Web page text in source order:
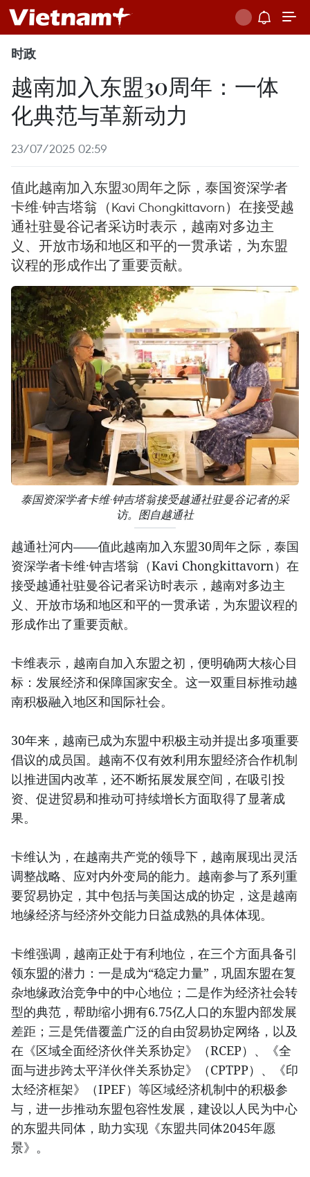
时政
越南加入东盟30周年：一体
化典范与革新动力
23/07/2025 02:59
值此越南加入东盟30周年之际，泰国资深学者
卡维·钟吉塔翁（Kavi Chongkittavorn）在接受越
通社驻曼谷记者采访时表示，越南对多边主
义、开放市场和地区和平的一贯承诺，为东盟
议程的形成作出了重要贡献。
泰国资深学者卡维·钟吉塔翁接受越通社驻曼谷记者的采
访。图自越通社
越通社河内——值此越南加入东盟30周年之际，泰国
资深学者卡维·钟吉塔翁（Kavi Chongkittavorn）在
接受越通社驻曼谷记者采访时表示，越南对多边主
义、开放市场和地区和平的一贯承诺，为东盟议程的
形成作出了重要贡献。
卡维表示，越南自加入东盟之初，便明确两大核心目
标：发展经济和保障国家安全。这一双重目标推动越
南积极融入地区和国际社会。
30年来，越南已成为东盟中积极主动并提出多项重要
倡议的成员国。越南不仅有效利用东盟经济合作机制
以推进国内改革，还不断拓展发展空间，在吸引投
资、促进贸易和推动可持续增长方面取得了显著成
果。
卡维认为，在越南共产党的领导下，越南展现出灵活
调整战略、应对内外变局的能力。越南参与了系列重
要贸易协定，其中包括与美国达成的协定，这是越南
地缘经济与经济外交能力日益成熟的具体体现。
卡维强调，越南正处于有利地位，在三个方面具备引
领东盟的潜力：一是成为“稳定力量”，巩固东盟在复
杂地缘政治竞争中的中心地位；二是作为经济社会转
型的典范，帮助缩小拥有6.75亿人口的东盟内部发展
差距；三是凭借覆盖广泛的自由贸易协定网络，以及
在《区域全面经济伙伴关系协定》（RCEP）、《全
面与进步跨太平洋伙伴关系协定》（CPTPP）、《印
太经济框架》（IPEF）等区域经济机制中的积极参
与，进一步推动东盟包容性发展，建设以人民为中心
的东盟共同体，助力实现《东盟共同体2045年愿
景》。